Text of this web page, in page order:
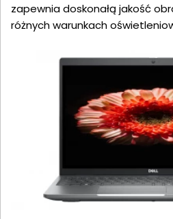
zapewnia doskonałą jakość
różnych warunkach